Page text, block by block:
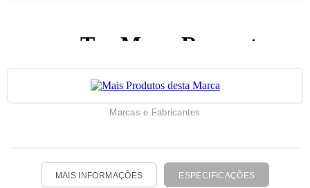
Marcas e Fabricantes
MAIS INFORMAÇÕES ESPECIFICAÇÕES